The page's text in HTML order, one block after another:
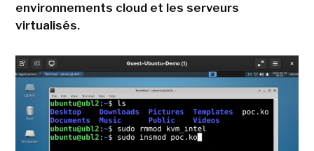
environnements cloud et les serveurs
virtualisés.